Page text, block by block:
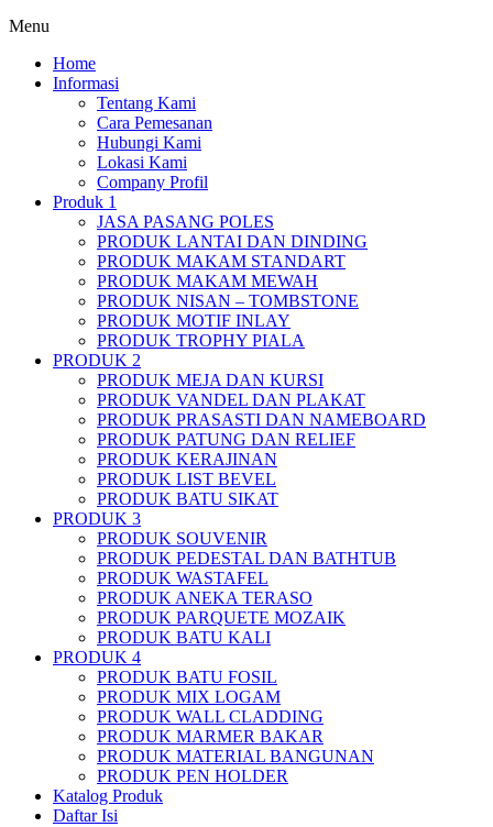
Menu
Home
Informasi
Tentang Kami
Cara Pemesanan
Hubungi Kami
Lokasi Kami
Company Profil
Produk 1
JASA PASANG POLES
PRODUK LANTAI DAN DINDING
PRODUK MAKAM STANDART
PRODUK MAKAM MEWAH
PRODUK NISAN – TOMBSTONE
PRODUK MOTIF INLAY
PRODUK TROPHY PIALA
PRODUK 2
PRODUK MEJA DAN KURSI
PRODUK VANDEL DAN PLAKAT
PRODUK PRASASTI DAN NAMEBOARD
PRODUK PATUNG DAN RELIEF
PRODUK KERAJINAN
PRODUK LIST BEVEL
PRODUK BATU SIKAT
PRODUK 3
PRODUK SOUVENIR
PRODUK PEDESTAL DAN BATHTUB
PRODUK WASTAFEL
PRODUK ANEKA TERASO
PRODUK PARQUETE MOZAIK
PRODUK BATU KALI
PRODUK 4
PRODUK BATU FOSIL
PRODUK MIX LOGAM
PRODUK WALL CLADDING
PRODUK MARMER BAKAR
PRODUK MATERIAL BANGUNAN
PRODUK PEN HOLDER
Katalog Produk
Daftar Isi